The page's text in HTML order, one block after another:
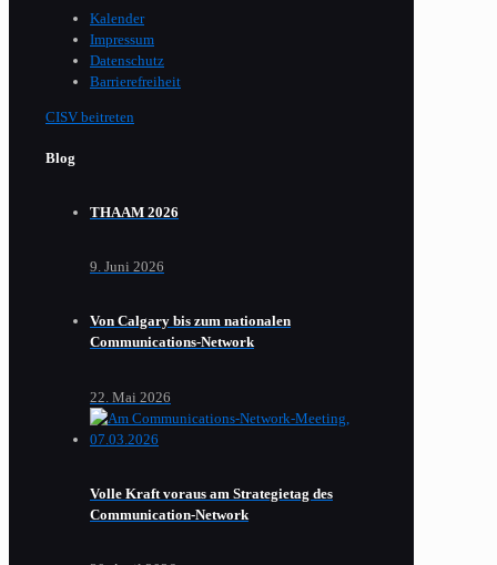
Kalender
Impressum
Datenschutz
Barrierefreiheit
CISV beitreten
Blog
THAAM 2026
9. Juni 2026
Von Calgary bis zum nationalen
Communications-Network
22. Mai 2026
Volle Kraft voraus am Strategietag des
Communication-Network